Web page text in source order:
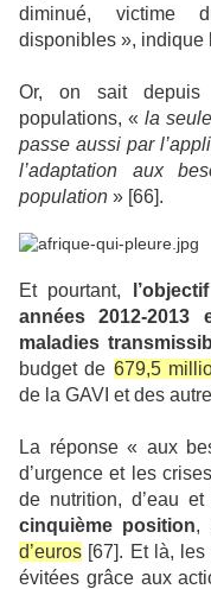
diminué, victime
disponibles », indique
Or, on sait depuis
populations, « la
passe aussi par
l’adaptation aux
population » [66].
Et pourtant,
années 2012-
maladies
budget de 679,5
de la GAVI et des
La réponse « aux
d’urgence et les
de nutrition, d’eau et
cinquième position,
d’euros [67]. Et là,
évitées grâce aux